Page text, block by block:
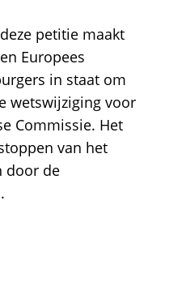
petitie maakt
Europees
in staat om
wetswijziging voor
Commissie. Het
van het
door de